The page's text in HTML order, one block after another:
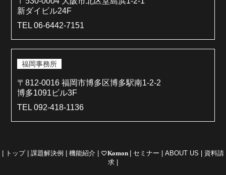
新ダイビル24F
TEL 06-6442-7151
福岡事務所
〒812-0016 福岡市博多区博多駅南1-2-2
博多1091ビル3F
TEL 092-418-1136
トップ 課題解決例 機能紹介 favorite_borderKomon セミナー ABOUT US
資料請
求